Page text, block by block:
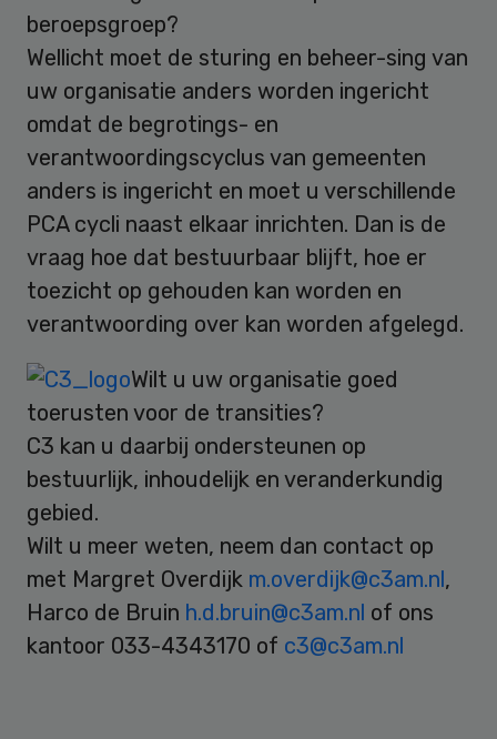
beroepsgroep?
Wellicht moet de sturing en beheer-sing van
uw organisatie anders worden ingericht
omdat de begrotings- en
verantwoordingscyclus van gemeenten
anders is ingericht en moet u verschillende
PCA cycli naast elkaar inrichten. Dan is de
vraag hoe dat bestuurbaar blijft, hoe er
toezicht op gehouden kan worden en
verantwoording over kan worden afgelegd.
Wilt u uw organisatie goed
toerusten voor de transities?
C3 kan u daarbij ondersteunen op
bestuurlijk, inhoudelijk en veranderkundig
gebied.
Wilt u meer weten, neem dan contact op
met Margret Overdijk m.overdijk@c3am.nl,
Harco de Bruin h.d.bruin@c3am.nl of ons
kantoor 033-4343170 of c3@c3am.nl